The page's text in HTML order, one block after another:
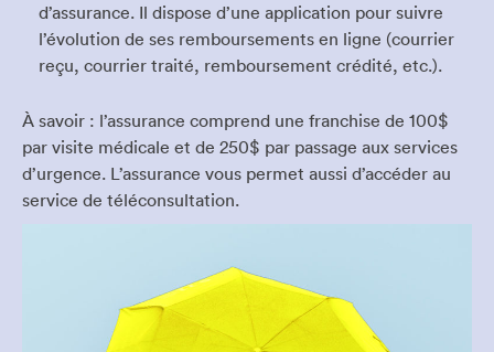
d’assurance. Il dispose d’une application pour suivre
l’évolution de ses remboursements en ligne (courrier
reçu, courrier traité, remboursement crédité, etc.).
À savoir : l’assurance comprend une franchise de 100$
par visite médicale et de 250$ par passage aux services
d’urgence. L’assurance vous permet aussi d’accéder au
service de téléconsultation.